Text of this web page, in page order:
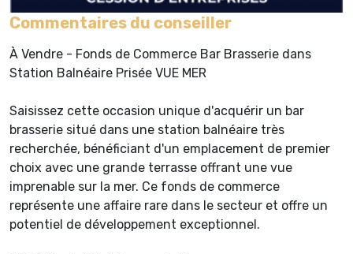
Commentaires du conseiller
À Vendre - Fonds de Commerce Bar Brasserie dans
Station Balnéaire Prisée VUE MER
Saisissez cette occasion unique d'acquérir un bar
brasserie situé dans une station balnéaire très
recherchée, bénéficiant d'un emplacement de premier
choix avec une grande terrasse offrant une vue
imprenable sur la mer. Ce fonds de commerce
représente une affaire rare dans le secteur et offre un
potentiel de développement exceptionnel.